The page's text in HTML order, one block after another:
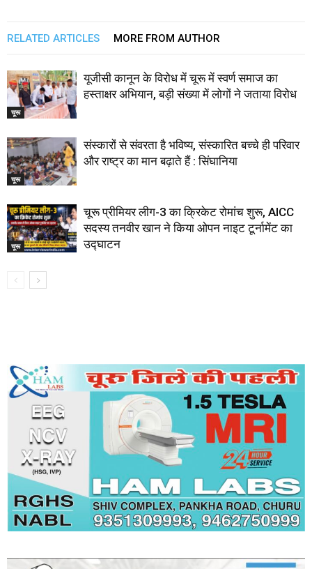
RELATED ARTICLES MORE FROM AUTHOR
चूरू
यूजीसी कानून के विरोध में चूरू में स्वर्ण समाज का
हस्ताक्षर अभियान, बड़ी संख्या में लोगों ने जताया विरोध
चूरू
संस्कारों से संवरता है भविष्य, संस्कारित बच्चे ही परिवार
और राष्ट्र का मान बढ़ाते हैं : सिंघानिया
चूरू
चूरू प्रीमियर लीग-3 का क्रिकेट रोमांच शुरू, AICC
सदस्य तनवीर खान ने किया ओपन नाइट टूर्नामेंट का
उद्घाटन